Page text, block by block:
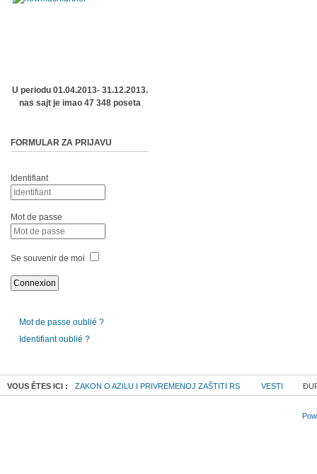
U periodu 01.04.2013- 31.12.2013.
nas sajt je imao 47 348 poseta
FORMULAR ZA PRIJAVU
Identifiant
Mot de passe
Se souvenir de moi
Mot de passe oublié ?
Identifiant oublié ?
VOUS ÊTES ICI : ZAKON O AZILU I PRIVREMENOJ ZAŠTITI RS VESTI